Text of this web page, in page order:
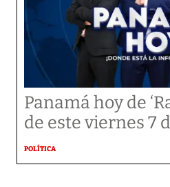
Panamá hoy de
de este viernes 7
POLÍTICA